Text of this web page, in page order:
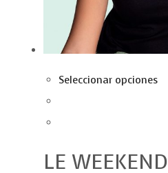
Seleccionar opciones
LE WEEKEND